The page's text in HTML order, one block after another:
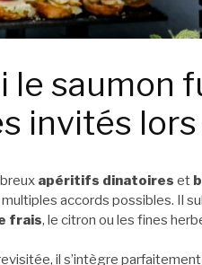
le saumon
invités lors
apéritifs dinatoires et
accords possibles. Il
frais, le citron ou les fines
il s’intègre